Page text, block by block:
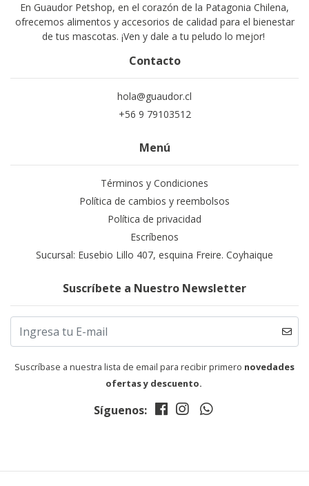
En Guaudor Petshop, en el corazón de la Patagonia Chilena,
ofrecemos alimentos y accesorios de calidad para el bienestar
de tus mascotas. ¡Ven y dale a tu peludo lo mejor!
Contacto
hola@guaudor.cl
+56 9 79103512
Menú
Términos y Condiciones
Política de cambios y reembolsos
Política de privacidad
Escríbenos
Sucursal: Eusebio Lillo 407, esquina Freire. Coyhaique
Suscríbete a Nuestro Newsletter
Suscríbase a nuestra lista de email para recibir primero novedades
ofertas y descuento.
Síguenos: